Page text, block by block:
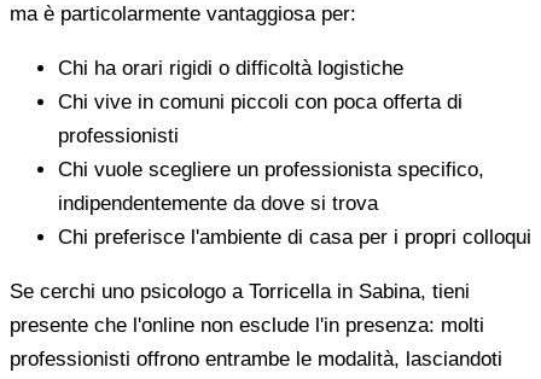
ma è particolarmente vantaggiosa per:
Chi ha orari rigidi o difficoltà logistiche
Chi vive in comuni piccoli con poca offerta di
professionisti
Chi vuole scegliere un professionista specifico,
indipendentemente da dove si trova
Chi preferisce l'ambiente di casa per i propri colloqui
Se cerchi uno psicologo a Torricella in Sabina, tieni
presente che l'online non esclude l'in presenza: molti
professionisti offrono entrambe le modalità, lasciandoti